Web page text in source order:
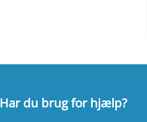
Har du brug for hjælp?